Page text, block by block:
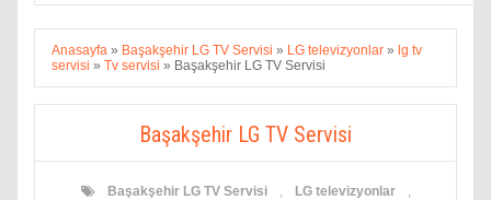
Anasayfa » Başakşehir LG TV Servisi » LG televizyonlar » lg tv
servisi » Tv servisi » Başakşehir LG TV Servisi
Başakşehir LG TV Servisi
Başakşehir LG TV Servisi LG televizyonlar